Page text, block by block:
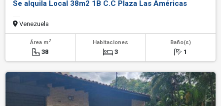
Se alquila Local 38m2 1B C.C Plaza Las Américas
Venezuela
Área m2
38
Habitaciones
3
Baño(s)
1